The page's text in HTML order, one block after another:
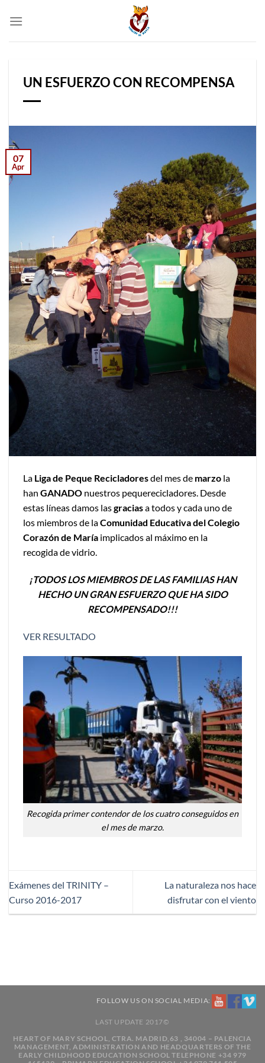
UN ESFUERZO CON RECOMPENSA
07
Apr
La Liga de Peque Recicladoresdel mes de marzo la
han GANADO nuestros pequerecicladores. Desde
estas líneas damos lasgraciasa todos y cada uno de
los miembros de laComunidad Educativa del Colegio
Corazón de María implicados al máximo en la
recogida de vidrio.
¡TODOS LOS MIEMBROS DE LAS FAMILIAS HAN
HECHO UN GRAN ESFUERZO QUE HA SIDO
RECOMPENSADO!!!
VER RESULTADO
Recogida primer contendor de los cuatro conseguidos en
el mes de marzo.
Exámenes del TRINITY –
Curso 2016-2017
La naturaleza nos hace
disfrutar con el viento
FOLLOW US ON SOCIAL MEDIA:
LAST UPDATE 2017©
HEART OF MARY SCHOOL, CTRA. MADRID,63 , 34004 – PALENCIA
MANAGEMENT, ADMINISTRATION AND HEADQUARTERS OF THE
EARLY CHILDHOOD EDUCATION SCHOOL TELEPHONE +34 979